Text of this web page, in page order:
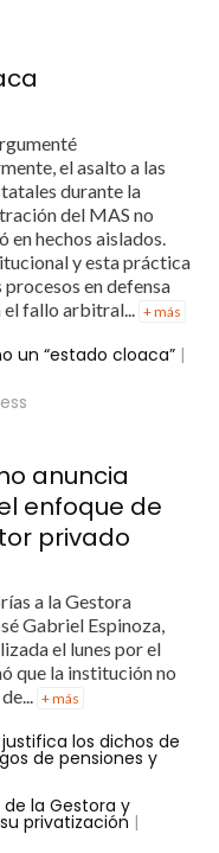
el asalto a las
durante la
del MAS no
en hechos aislados.
y esta práctica
en defensa
fallo arbitral...
+ más
un “estado cloaca”|
anuncia
enfoque de
privado
a la Gestora
Gabriel Espinoza,
el lunes por el
que la institución no
+ más
justifica los dichos de
de pensiones y
la Gestora y
privatización |